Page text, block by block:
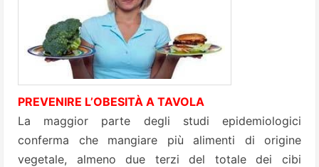
PREVENIRE L’OBESITÀ A TAVOLA
La maggior parte degli studi epidemiologici
conferma che mangiare più alimenti di origine
vegetale, almeno due terzi del totale dei cibi